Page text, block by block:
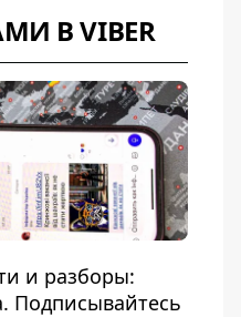
В VIBER
и разборы:
Подписывайтесь